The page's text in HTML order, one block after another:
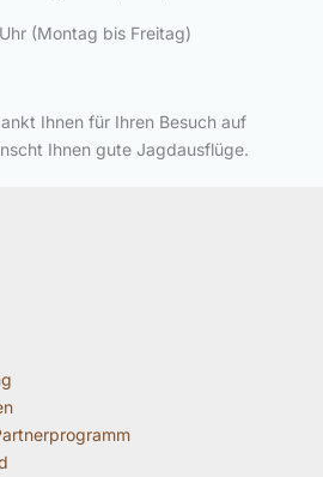
(Montag bis Freitag)
Ihnen für Ihren Besuch auf
Ihnen gute Jagdausflüge.